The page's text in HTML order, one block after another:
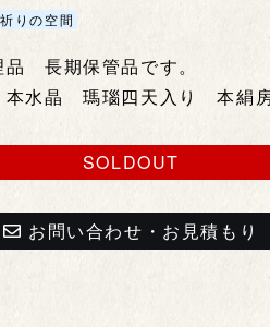
祈りの空間
品 長期保管品です。
水晶 瑪瑙四天入り 本絹
SOLDOUT
お問い合わせ・お見積もり